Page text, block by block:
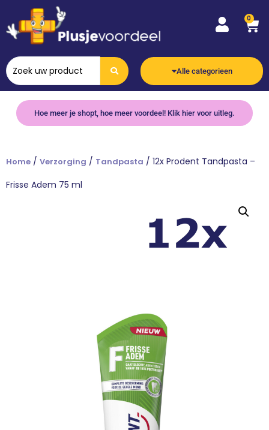
0
Alle categorieen
Hoe meer je shopt, hoe meer voordeel! Klik hier voor uitleg.
Home / Verzorging / Tandpasta / 12x Prodent Tandpasta –
Frisse Adem 75 ml